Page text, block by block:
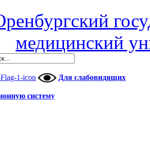
медицинский
Для слабовидящих
систему